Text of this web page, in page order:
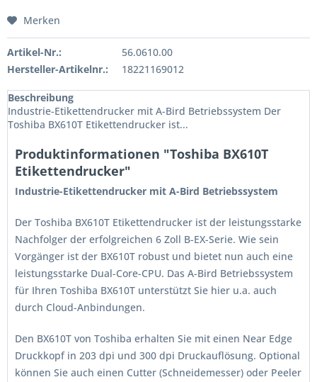
Merken
Artikel-Nr.:
56.0610.00
Hersteller-Artikelnr.:
18221169012
Beschreibung
Industrie-Etikettendrucker mit A-Bird Betriebssystem Der
Toshiba BX610T Etikettendrucker ist...
Produktinformationen "Toshiba BX610T
Etikettendrucker"
Industrie-Etikettendrucker mit A-Bird Betriebssystem
Der Toshiba BX610T Etikettendrucker ist der leistungsstarke
Nachfolger der erfolgreichen 6 Zoll B-EX-Serie. Wie sein
Vorgänger ist der BX610T robust und bietet nun auch eine
leistungsstarke Dual-Core-CPU. Das A-Bird Betriebssystem
für Ihren Toshiba BX610T unterstützt Sie hier u.a. auch
durch Cloud-Anbindungen.
Den BX610T von Toshiba erhalten Sie mit einen Near Edge
Druckkopf in 203 dpi und 300 dpi Druckauflösung. Optional
können Sie auch einen Cutter (Schneidemesser) oder Peeler